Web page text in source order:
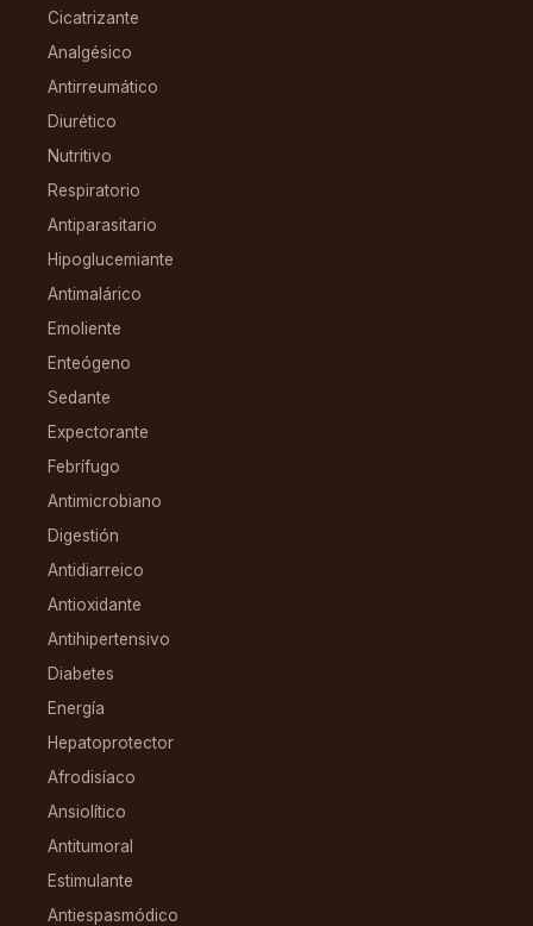
Cicatrizante
Analgésico
Antirreumático
Diurético
Nutritivo
Respiratorio
Antiparasitario
Hipoglucemiante
Antimalárico
Emoliente
Enteógeno
Sedante
Expectorante
Febrífugo
Antimicrobiano
Digestión
Antidiarreico
Antioxidante
Antihipertensivo
Diabetes
Energía
Hepatoprotector
Afrodisíaco
Ansiolítico
Antitumoral
Estimulante
Antiespasmódico